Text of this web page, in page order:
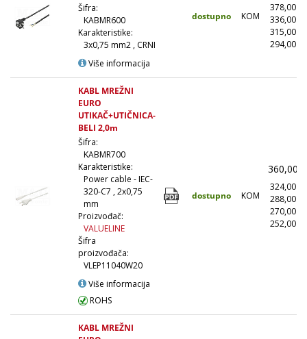
Šifra:
KABMR600
Karakteristike:
3x0,75 mm2 , CRNI
Više informacija
dostupno KOM
378,00
336,00
315,00
294,00
KABL MREŽNI
EURO
UTIKAČ+UTIČNICA-
BELI 2,0m
Šifra:
KABMR700
Karakteristike:
Power cable - IEC-
320-C7 , 2x0,75
mm
Proizvođač:
VALUELINE
Šifra
proizvođača:
VLEP11040W20
Više informacija
ROHS
dostupno KOM
360,00
324,00
288,00
270,00
252,00
KABL MREŽNI